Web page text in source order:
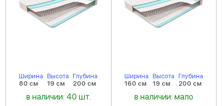
Ширина
80 см
Высота
19 см
Глубина
200 см
в наличии: 40 шт.
Ширина
160 см
Высота
19 см
Глубина
200 см
в наличии: мало